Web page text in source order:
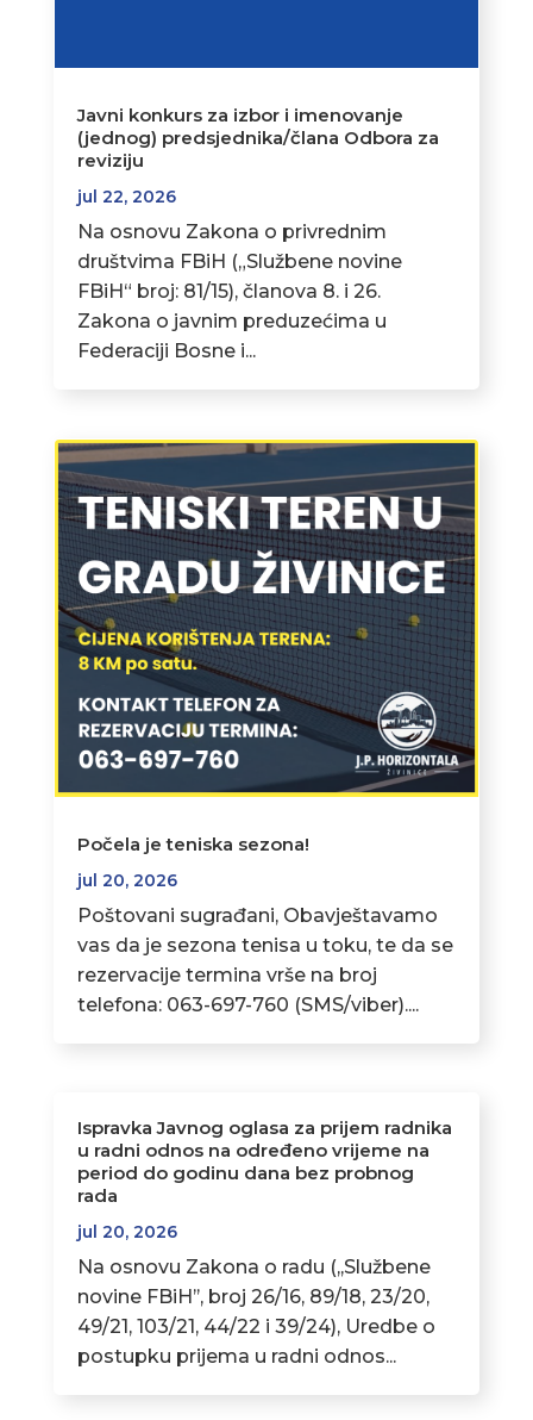
Javni konkurs za izbor i imenovanje
(jednog) predsjednika/člana Odbora za
reviziju
jul 22, 2026
Na osnovu Zakona o privrednim
društvima FBiH („Službene novine
FBiH“ broj: 81/15), članova 8. i 26.
Zakona o javnim preduzećima u
Federaciji Bosne i...
Počela je teniska sezona!
jul 20, 2026
Poštovani sugrađani, Obavještavamo
vas da je sezona tenisa u toku, te da se
rezervacije termina vrše na broj
telefona: 063-697-760 (SMS/viber)....
Ispravka Javnog oglasa za prijem radnika
u radni odnos na određeno vrijeme na
period do godinu dana bez probnog
rada
jul 20, 2026
Na osnovu Zakona o radu (,,Službene
novine FBiH’’, broj 26/16, 89/18, 23/20,
49/21, 103/21, 44/22 i 39/24), Uredbe o
postupku prijema u radni odnos...